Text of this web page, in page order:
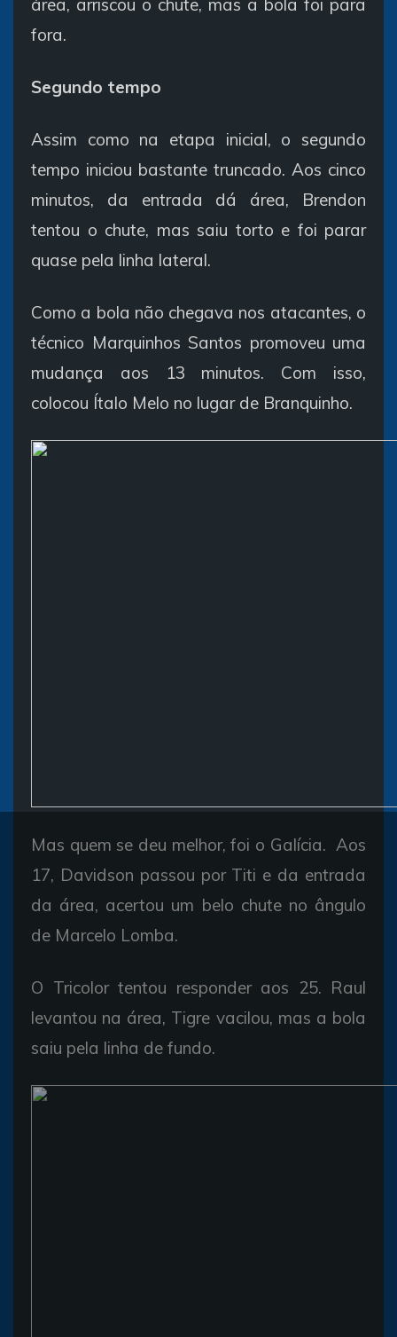
área, arriscou o chute, mas a bola foi para
fora.
Segundo tempo
Assim como na etapa inicial, o segundo
tempo iniciou bastante truncado. Aos cinco
minutos, da entrada dá área, Brendon
tentou o chute, mas saiu torto e foi parar
quase pela linha lateral.
Como a bola não chegava nos atacantes, o
técnico Marquinhos Santos promoveu uma
mudança aos 13 minutos. Com isso,
colocou Ítalo Melo no lugar de Branquinho.
Mas quem se deu melhor, foi o Galícia. Aos
17, Davidson passou por Titi e da entrada
da área, acertou um belo chute no ângulo
de Marcelo Lomba.
O Tricolor tentou responder aos 25. Raul
levantou na área, Tigre vacilou, mas a bola
saiu pela linha de fundo.